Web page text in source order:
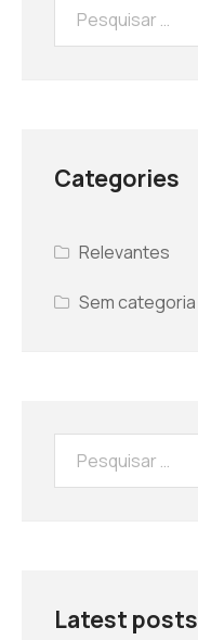
Categories
Relevantes
Sem categoria
Latest posts